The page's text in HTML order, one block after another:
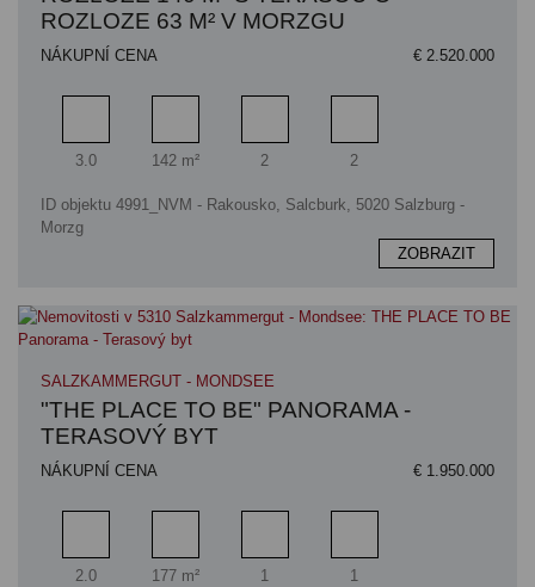
ROZLOZE 63 M² V MORZGU
NÁKUPNÍ CENA € 2.520.000
Pokoj
3.0
Obytný prostor
142 m²
Koupelna
2
Ložnice
2
ID objektu 4991_NVM - Rakousko, Salcburk, 5020 Salzburg -
Morzg
ZOBRAZIT
SALZKAMMERGUT - MONDSEE
"THE PLACE TO BE" PANORAMA -
TERASOVÝ BYT
NÁKUPNÍ CENA € 1.950.000
Pokoj
2.0
Využitelná plocha
177 m²
Koupelna
1
Ložnice
1